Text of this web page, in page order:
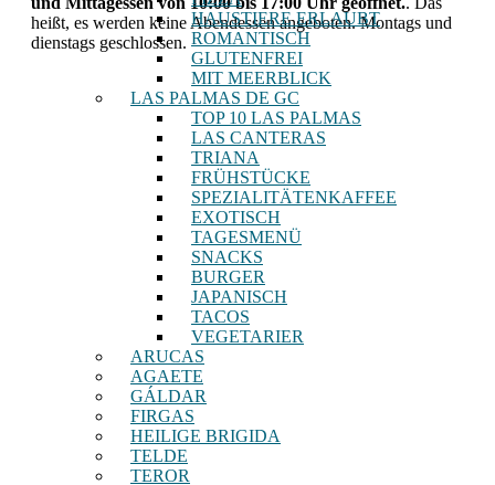
HAUSTIERE ERLAUBT
ROMANTISCH
GLUTENFREI
MIT MEERBLICK
LAS PALMAS DE GC
TOP 10 LAS PALMAS
LAS CANTERAS
TRIANA
FRÜHSTÜCKE
SPEZIALITÄTENKAFFEE
EXOTISCH
TAGESMENÜ
SNACKS
BURGER
JAPANISCH
TACOS
VEGETARIER
ARUCAS
AGAETE
GÁLDAR
FIRGAS
HEILIGE BRIGIDA
TELDE
TEROR
heißt, es werden keine Abendessen angeboten. Montags und
dienstags geschlossen.